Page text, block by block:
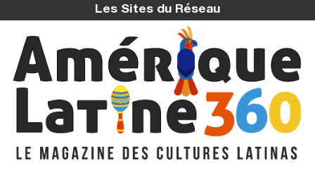
Les Sites du Réseau